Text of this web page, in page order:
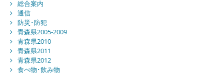
総合案内
通信
防災･防犯
青森県2005-2009
青森県2010
青森県2011
青森県2012
食べ物･飲み物